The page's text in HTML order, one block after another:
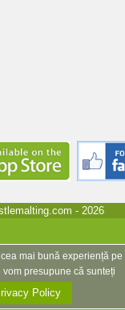
- 2026
mai bună experiență pe
presupune că sunteți
Policy